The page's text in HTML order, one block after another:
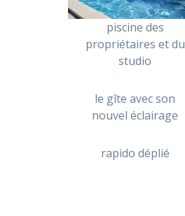
piscine des
propriétaires et du
studio
le gîte avec son
nouvel éclairage
rapido déplié